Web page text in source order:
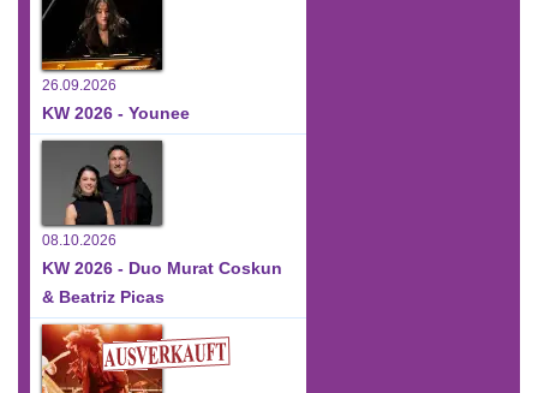
26.09.2026
KW 2026 - Younee
08.10.2026
KW 2026 - Duo Murat Coskun
& Beatriz Picas